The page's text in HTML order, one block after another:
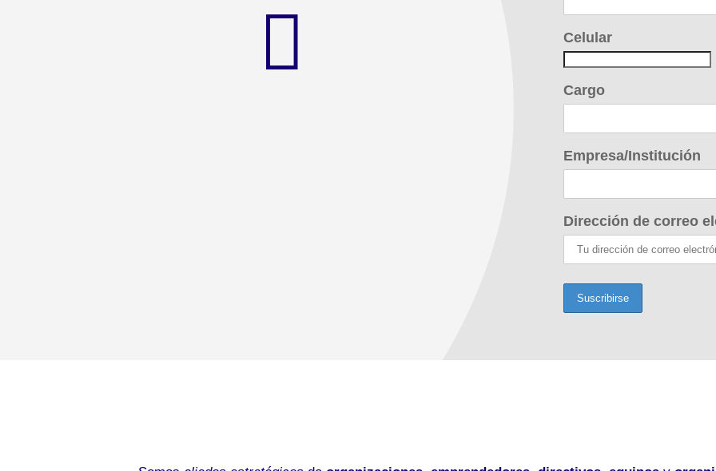
 Celular
Cargo
Empresa/Institución
Dirección de correo